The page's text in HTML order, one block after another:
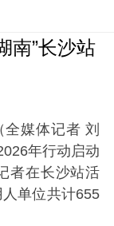
南”长沙站
媒体记者 刘
年行动启动
者在长沙站活
单位共计655